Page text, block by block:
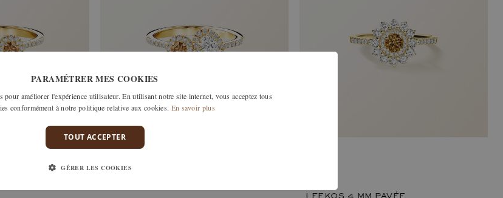
ALTEREGO OVALE
PARAMÉTRER MES COOKIES
pour améliorer l'expérience utilisateur. En utilisant notre site internet, vous acceptez tous
conformément à notre politique relative aux cookies. En savoir plus
TOUT ACCEPTER
GÉRER LES COOKIES